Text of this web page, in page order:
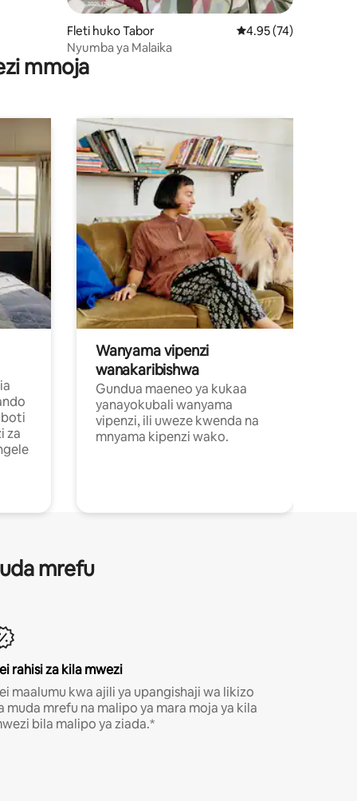
Fleti huko Tabor Ukadiriaji wa wastani
4.95 (74)
Nyumba ya Malaika
mmoja
boti
za
Wanyama vipenzi
wanakaribishwa
Gundua maeneo ya kukaa
yanayokubali wanyama
vipenzi, ili uweze kwenda na
mnyama kipenzi wako.
mrefu
rahisi za kila mwezi
maalumu kwa ajili ya upangishaji wa likizo
muda mrefu na malipo ya mara moja ya kila
bila malipo ya ziada.*